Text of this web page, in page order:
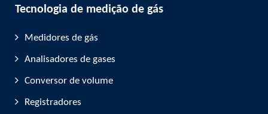
Tecnologia de medição de gás
Medidores de gás
Analisadores de gases
Conversor de volume
Registradores